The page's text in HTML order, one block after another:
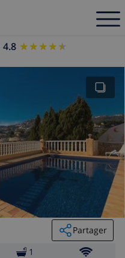
4.8 ★★★★★
★★★★★
Partager
1